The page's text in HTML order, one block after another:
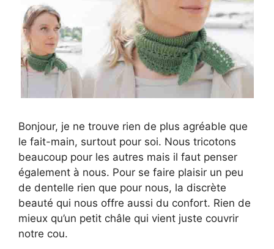
Bonjour, je ne trouve rien de plus agréable que
le fait-main, surtout pour soi. Nous tricotons
beaucoup pour les autres mais il faut penser
également à nous. Pour se faire plaisir un peu
de dentelle rien que pour nous, la discrète
beauté qui nous offre aussi du confort. Rien de
mieux qu’un petit châle qui vient juste couvrir
notre cou.